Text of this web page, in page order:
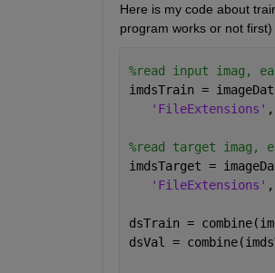
Here is my code about
program works or not first)
%read input imag,
imdsTrain =
'FileExtensions' ,
%read target imag,
imdsTarget =
'FileExtensions' ,
dsTrain =
dsVal =